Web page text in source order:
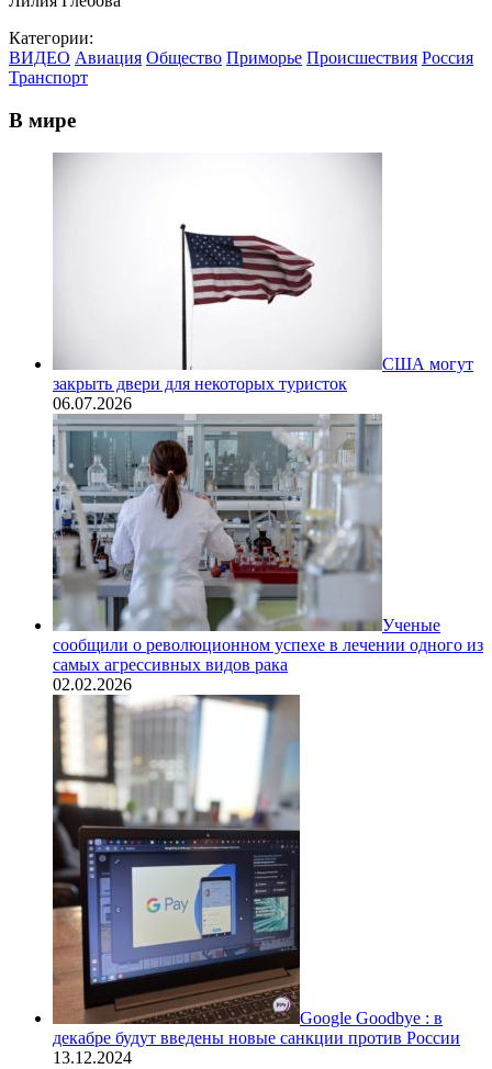
Категории:
ВИДЕО Авиация Общество Приморье Происшествия Россия
Транспорт
В мире
США могут
закрыть двери для некоторых туристок
06.07.2026
Ученые
сообщили о революционном успехе в лечении одного из
самых агрессивных видов рака
02.02.2026
Google Goodbye : в
декабре будут введены новые санкции против России
13.12.2024